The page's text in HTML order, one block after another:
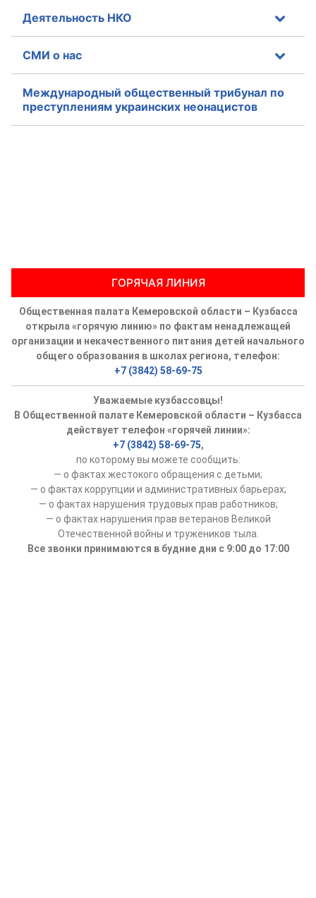
Соглашения
Рекомендации
Порядок работы ЦОН
Аппарат ОП КО
Деятельность НКО
СМИ о нас
Международный общественный трибунал по
преступлениям украинских неонацистов
ГОРЯЧАЯ ЛИНИЯ
Общественная палата Кемеровской области – Кузбасса
открыла «горячую линию» по фактам ненадлежащей
организации и некачественного питания детей начального
общего образования в школах региона, телефон:
+7 (3842) 58-69-75
Уважаемые кузбассовцы!
В Общественной палате Кемеровской области – Кузбасса
действует телефон «горячей линии»:
+7 (3842) 58-69-75,
по которому вы можете сообщить:
— о фактах жестокого обращения с детьми;
— о фактах коррупции и административных барьерах;
— о фактах нарушения трудовых прав работников;
— о фактах нарушения прав ветеранов Великой
Отечественной войны и тружеников тыла.
Все звонки принимаются в будние дни с 9:00 до 17:00